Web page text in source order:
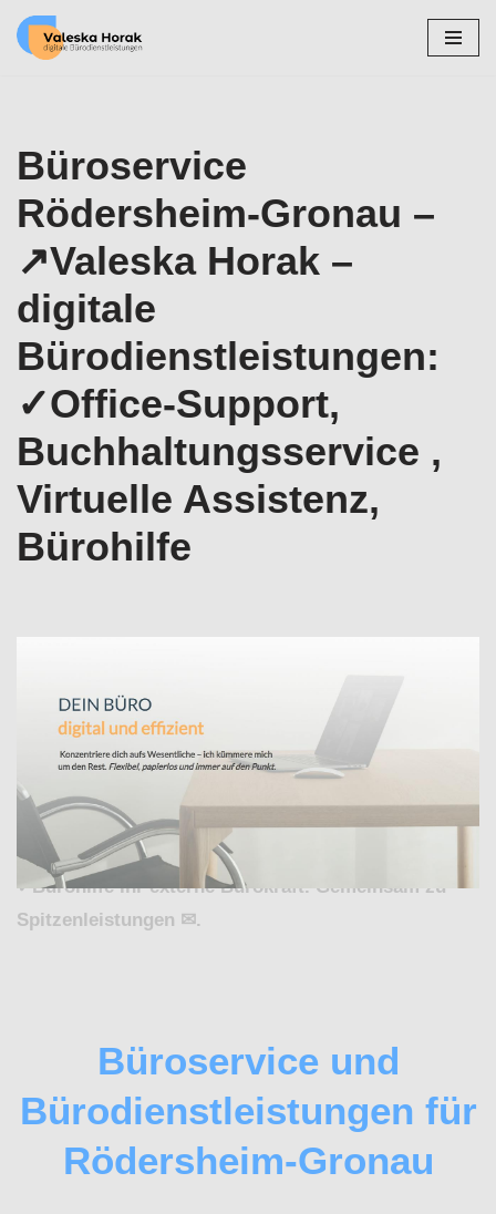
Zum
Büroservice
Rödersheim-Gronau –
↗️Valeska Horak –
digitale
Bürodienstleistungen:
✓Office-Support,
Buchhaltungsservice ,
Virtuelle Assistenz,
Bürohilfe
und ✓Buchhaltungsservice , Virtuelle Assistenz,
Office-Support, Bürohilfe. ➡️ Valeska Horak –
digitale Bürodienstleistungen, in Rödersheim-
Gronau sind ✓Buchhaltungsservice , ✓Virtuelle
Assistenz, ✓Büroservice, ✓Office-Support als auch
✓Bürohilfe Ihr externe Bürokraft. Gemeinsam zu
Spitzenleistungen ✉.
Büroservice und
Bürodienstleistungen für
Rödersheim-Gronau